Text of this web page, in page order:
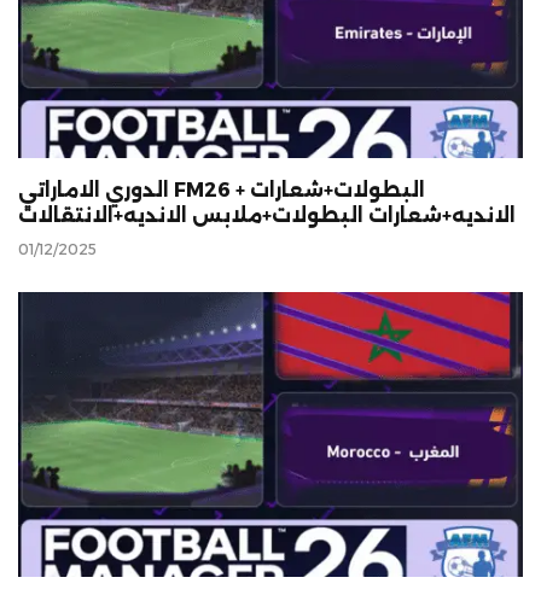
الدوري الاماراتي FM26 + البطولات+شعارات
الانديه+شعارات البطولات+ملابس الانديه+الانتقالات
01/12/2025